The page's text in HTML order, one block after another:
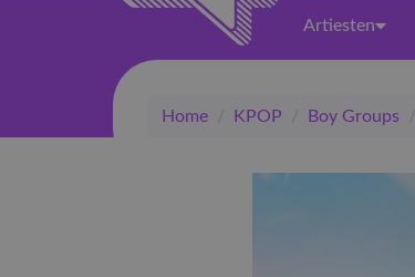
Artiesten
Home / KPOP / Boy Groups /